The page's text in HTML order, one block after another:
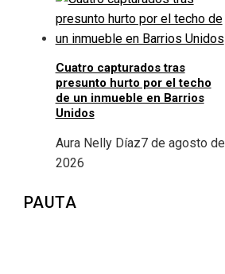
Cuatro capturados tras
presunto hurto por el techo
de un inmueble en Barrios
Unidos
Aura Nelly Díaz7 de agosto de
2026
PAUTA